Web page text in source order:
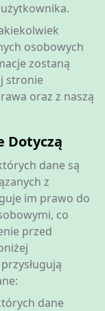
osobowych
zostaną
stronie
oraz z naszą
Dotyczą
dane są
z
im prawo do
co
przed
dane